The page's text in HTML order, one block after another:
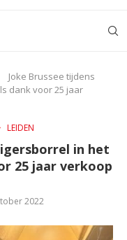
Joke Brussee tijdens
dank voor 25 jaar
LEIDEN
in het
25 jaar verkoop
2022